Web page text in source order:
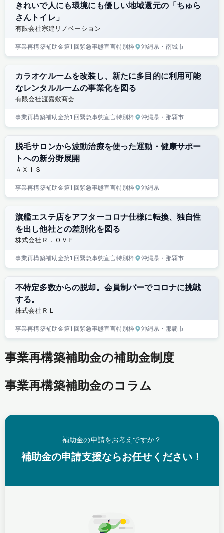
きれいで人にも環境にも優しい地域還元の「ちゅら
さんトイレ」
有限会社宗建リノベーション
事業再構築補助金第1回緊急事態宣言特別枠 沖縄県 ・南城市
カラオケルームを改装し、新たに多目的に利用可能
なレンタルルームの事業化を図る
有限会社渡嘉敷商会
事業再構築補助金第1回緊急事態宣言特別枠 沖縄県 ・那覇市
脱毛サロンから波動治療を使った運動・健康サポー
トへの新分野展開
ＡＸＩＳ
事業再構築補助金第1回緊急事態宣言特別枠 沖縄県
旗艦エステ店をアフターコロナ仕様に転換、独自性
を出し他社との差別化を図る
株式会社Ｒ．ＯＶＥ
事業再構築補助金第1回緊急事態宣言特別枠 沖縄県 ・那覇市
不特定多数からの脱却。会員制バーでコロナに挑戦
する。
株式会社ＲＬ
事業再構築補助金第1回緊急事態宣言特別枠 沖縄県 ・那覇市
事業再構築補助金の補助金制度
事業再構築補助金のコラム
補助金の申請をお考えですか？
補助金の申請支援ならお任せください！